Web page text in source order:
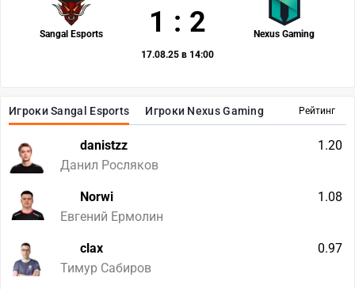
Рейтинг
Игроки Sangal Esports Игроки Nexus Gaming
danistzz
Данил Росляков
1.20
Norwi
Евгений Ермолин
1.08
clax
Тимур Сабиров
0.97
Sangal Esports Nexus Gaming
1 : 2
17.08.25 в 14:00